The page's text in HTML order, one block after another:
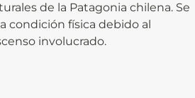
de la Patagonia chilena. Se
condición física debido al
involucrado.